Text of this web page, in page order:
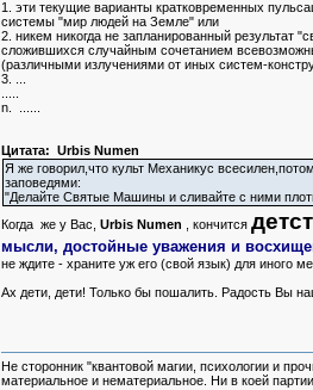
1. эти текущие варианты кратковременных
системы "мир людей на Земле" или
2. никем никогда не запланированный результат
сложившихся случайным сочетанием
(различными излучениями от иных систем-
3. ...
n. ......
Цитата: Urbis Numen
Я же говорил,что культ Механикус
заповедями:
"Делайте Святые Машины и сливайте с ними
Когда же у Вас, Urbis Numen , кончится
мысли, достойные уважения и
не ждите - храните уж его (свой язык) для иного
Ах дети, дети! Только бы пошалить. Радость Вы
Не сторонник "квантовой магии, психологии и
материальное и нематериальное. Ни в коей